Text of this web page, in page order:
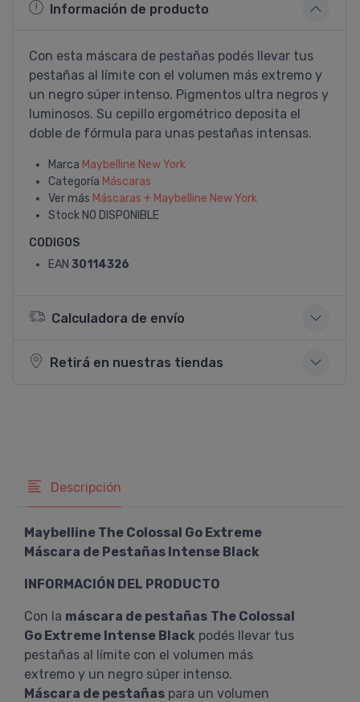
Información de producto
Con esta máscara de pestañas podés llevar tus
pestañas al lí­mite con el volumen más extremo y
un negro súper intenso. Pigmentos ultra negros y
luminosos. Su cepillo ergométrico deposita el
doble de fórmula para unas pestañas intensas.
Marca Maybelline New York
Categoría Máscaras
Ver más Máscaras + Maybelline New York
Stock NO DISPONIBLE
CODIGOS
EAN 30114326
Calculadora de envío
Retirá en nuestras tiendas
Descripción
Maybelline The Colossal Go Extreme
Máscara de Pestañas Intense Black
INFORMACIÓN DEL PRODUCTO
Con la máscara de pestañas The Colossal
Go Extreme Intense Black podés llevar tus
pestañas al límite con el volumen más
extremo y un negro súper intenso.
Máscara de pestañas para un volumen